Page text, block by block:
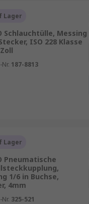
Lager
Schlauchtülle, Messing
ISO 228 Klasse
Nr. 187-8813
Lager
Pneumatische
1/6 in Buchse,
4mm
Nr. 325-521